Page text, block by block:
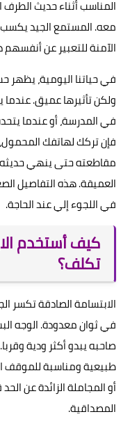
المناسب أثناء حديث
معه. المستمع الجيد
الآمنة للتعبير عن
في حياتنا اليومية،
ولكن تأثيرها عميق.
في المدرسة، أو عندما
فإن تركك لهاتفك
مقاطعته حتى ينهي
العميقة. هذه التفاصيل
في اللجوء إلي عند الحاجة.
كيف أستخدم
تكلف؟
الابتسامة الصادقة تكسر
في ثوان معدودة. الوجه
صاحبه يبدو أكثر ودية
طبيعية ومناسبة للموقف
أو المجاملة الزائدة عن
المصداقية.